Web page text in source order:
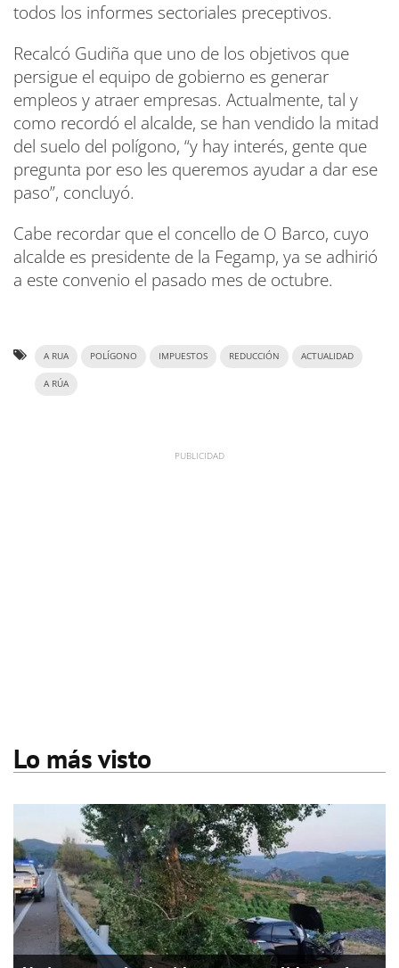
todos los informes sectoriales preceptivos.
Recalcó Gudiña que uno de los objetivos que
persigue el equipo de gobierno es generar
empleos y atraer empresas. Actualmente, tal y
como recordó el alcalde, se han vendido la mitad
del suelo del polígono, “y hay interés, gente que
pregunta por eso les queremos ayudar a dar ese
paso”, concluyó.
Cabe recordar que el concello de O Barco, cuyo
alcalde es presidente de la Fegamp, ya se adhirió
a este convenio el pasado mes de octubre.
A RUA POLÍGONO IMPUESTOS REDUCCIÓN ACTUALIDAD
A RÚA
Lo más visto